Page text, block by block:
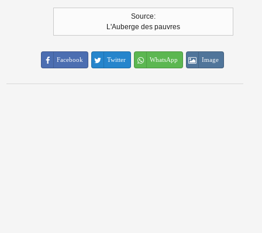
Source:
L'Auberge des pauvres
Facebook Twitter WhatsApp Image